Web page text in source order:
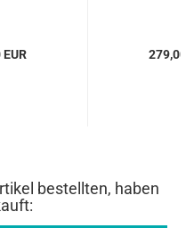
279,00
bestellten, haben